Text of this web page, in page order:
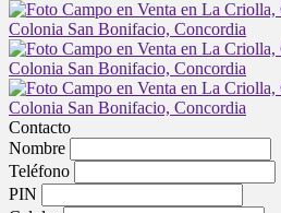
Contacto
Nombre
Teléfono
PIN